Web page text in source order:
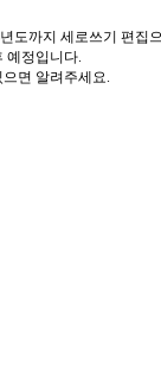
도까지 세로쓰기 편집
예정입니다.
면 알려주세요.